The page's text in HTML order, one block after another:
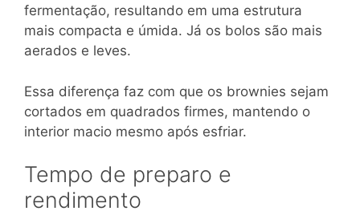
fermentação, resultando em uma estrutura
mais compacta e úmida. Já os bolos são mais
aerados e leves.
Essa diferença faz com que os brownies sejam
cortados em quadrados firmes, mantendo o
interior macio mesmo após esfriar.
Tempo de preparo e
rendimento